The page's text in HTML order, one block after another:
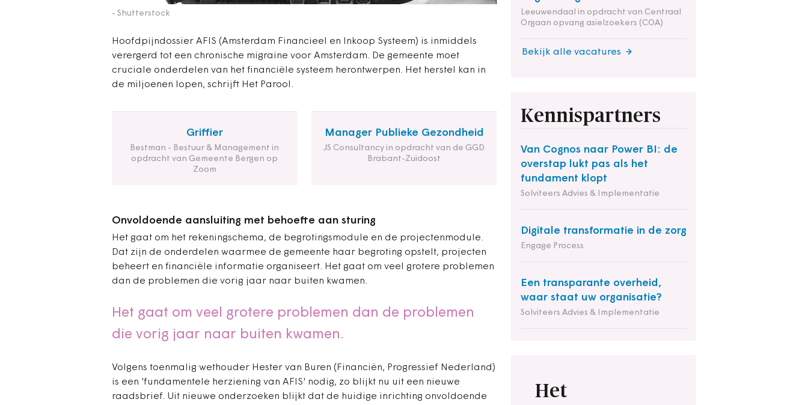
- Shutterstock
Hoofdpijndossier AFIS (Amsterdam Financieel en Inkoop Systeem) is inmiddels
verergerd tot een chronische migraine voor Amsterdam. De gemeente moet
cruciale onderdelen van het financiële systeem herontwerpen. Het herstel kan in
de miljoenen lopen, schrijft Het Parool.
Griffier
Bestman - Bestuur & Management in
opdracht van Gemeente Bergen op
Zoom
Manager Publieke Gezondheid
JS Consultancy in opdracht van de GGD
Brabant-Zuidoost
Onvoldoende aansluiting met behoefte aan sturing
Het gaat om het rekeningschema, de begrotingsmodule en de projectenmodule.
Dat zijn de onderdelen waarmee de gemeente haar begroting opstelt, projecten
beheert en financiële informatie organiseert. Het gaat om veel grotere problemen
dan de problemen die vorig jaar naar buiten kwamen.
Leeuwendaal in opdracht van Centraal
Orgaan opvang asielzoekers (COA)
Bekijk alle vacatures
Kennispartners
Van Cognos naar Power BI: de
overstap lukt pas als het
fundament klopt
Solviteers Advies & Implementatie
Digitale transformatie in de zorg
Engage Process
Een transparante overheid,
waar staat uw organisatie?
Solviteers Advies & Implementatie
Het
Het gaat om veel grotere problemen dan de problemen
die vorig jaar naar buiten kwamen.
Volgens toenmalig wethouder Hester van Buren (Financiën, Progressief Nederland)
is een 'fundamentele herziening van AFIS' nodig, zo blijkt nu uit een nieuwe
raadsbrief. Uit nieuwe onderzoeken blijkt dat de huidige inrichting onvoldoende